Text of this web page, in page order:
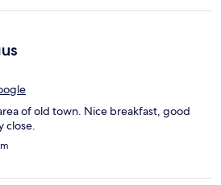
of old town. Nice breakfast, good
close.